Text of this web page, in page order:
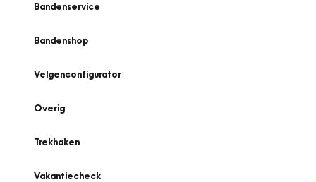
Bandenservice
Bandenshop
Velgenconfigurator
Overig
Trekhaken
Vakantiecheck